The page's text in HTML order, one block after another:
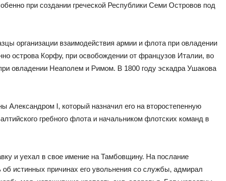
при создании греческой Республики Семи Островов под
организации взаимодействия армии и флота при овладении
острова Корфу, при освобождении от французов Италии, во
овладении Неаполем и Римом. В 1800 году эскадра Ушакова
Александром I, который назначил его на второстепенную
гребного флота и начальником флотских команд в
и уехал в свое имение на Тамбовщину. На послание
об истинных причинах его увольнения со службы, адмирал